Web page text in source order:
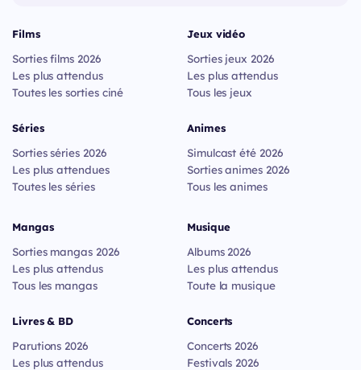
Films
Sorties films 2026
Les plus attendus
Toutes les sorties ciné
Séries
Sorties séries 2026
Les plus attendues
Toutes les séries
Jeux vidéo
Sorties jeux 2026
Les plus attendus
Tous les jeux
Animes
Simulcast été 2026
Sorties animes 2026
Tous les animes
Mangas
Sorties mangas 2026
Les plus attendus
Tous les mangas
Livres & BD
Parutions 2026
Les plus attendus
Musique
Albums 2026
Les plus attendus
Toute la musique
Concerts
Concerts 2026
Festivals 2026